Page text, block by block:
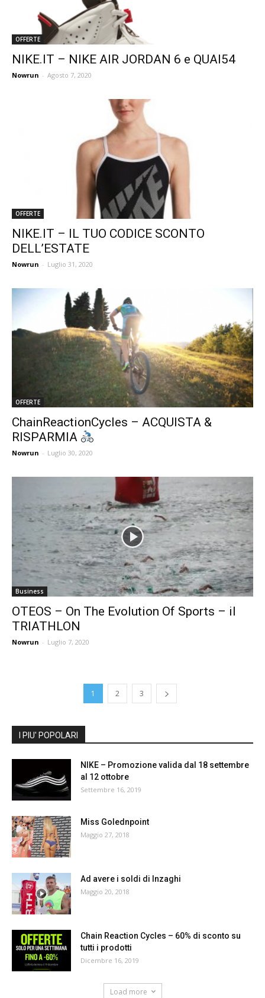
OFFERTE
NIKE.IT – NIKE AIR JORDAN 6 e QUAI54
Nowrun - Agosto 7, 2020
OFFERTE
NIKE.IT – IL TUO CODICE SCONTO
DELL’ESTATE
Nowrun - Luglio 31, 2020
OFFERTE
ChainReactionCycles – ACQUISTA &
RISPARMIA
Nowrun - Luglio 30, 2020
Business
OTEOS – On The Evolution Of Sports – il
TRIATHLON
Nowrun - Luglio 7, 2020
1 2 3
I PIU' POPOLARI
NIKE – Promozione valida dal 18 settembre
al 12 ottobre
Settembre 16, 2019
Miss Golednpoint
Maggio 27, 2018
Ad avere i soldi di Inzaghi
Maggio 20, 2018
Chain Reaction Cycles – 60% di sconto su
tutti i prodotti
Dicembre 16, 2019
Load more